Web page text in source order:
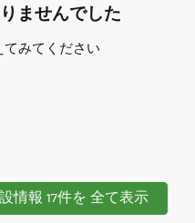
ませんでした
みてください
情報 17件を 全て表示